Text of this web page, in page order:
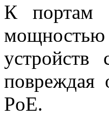
К портам
повреждая
PoE.